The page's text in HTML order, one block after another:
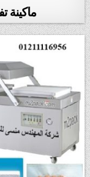
ماكينة